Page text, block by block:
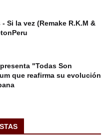
Si la vez (Remake R.K.M &
"Todas Son
que reafirma su evolución